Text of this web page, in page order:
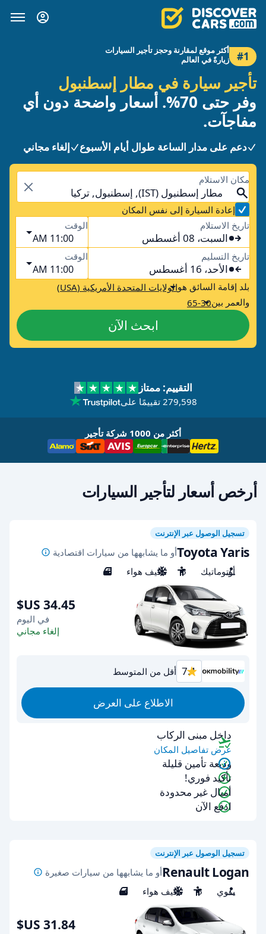
#1
أكثر موقع لمقارنة وحجز تأجير السيارات
زيارةً في العالم
تأجير سيارة في مطار إسطنبول
وفر حتى 70%. أسعار واضحة دون أي
مفاجآت.
دعم على مدار الساعة طوال أيام الأسبوع إلغاء مجاني
مكان الاستلام
مطار إسطنبول (IST), إسطنبول, تركيا
إعادة السيارة إلى نفس المكان
تاريخ الاستلام
السبت، 08 أغسطس
الوقت
11:00 AM
تاريخ التسليم
الأحد، 16 أغسطس
الوقت
11:00 AM
بلد إقامة السائق هوالولايات المتحدة الأمريكية (USA)
والعمر بين65-30
ابحث الآن
التقييم: ممتاز
279,598 تقييمًا على
أكثر من 1000 شركة تأجير
أرخص أسعار لتأجير السيارات
تسجيل الوصول عبر الإنترنت
Toyota Yarisأو ما يشابهها من سيارات اقتصادية
أوتوماتيك
5 مكيف هواء 5
في اليوم
إلغاء مجاني
7.1 أقل من المتوسط
الاطلاع على العرض
داخل مبنى الركاب
عرض تفاصيل المكان
وديعة تأمين قليلة
تأكيد فوري!
أميال غير محدودة
ادفع الآن
تسجيل الوصول عبر الإنترنت
Renault Loganأو ما يشابهها من سيارات صغيرة
يدوي
5 مكيف هواء 4